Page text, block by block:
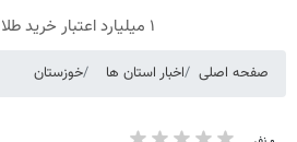
۱ میلیارد اعتبار خرید طلا | بدون ضامن و چک
صفحه اصلی اخبار استان ها خوزستان